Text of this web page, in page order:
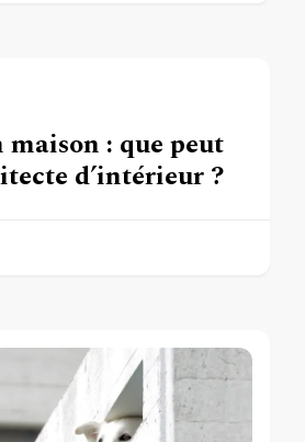
maison : que peut
d’intérieur ?